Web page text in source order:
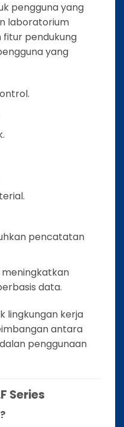
pengguna yang
laboratorium
fitur pendukung
yang
pencatatan
meningkatkan
data.
lingkungan kerja
antara
penggunaan
Series